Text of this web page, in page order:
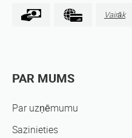
Vairāk
PAR MUMS
Par uzņēmumu
Sazinieties